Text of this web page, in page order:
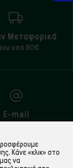
Μεταφορικά
από 80€
E-mail
Κάνε «κλικ» στο
να